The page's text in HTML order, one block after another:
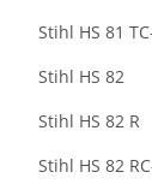
Stihl HS 81
Stihl HS 82
Stihl HS 82 R
Stihl HS 82